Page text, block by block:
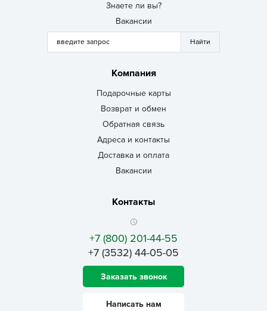
Знаете ли вы?
Вакансии
Компания
Подарочные карты
Возврат и обмен
Обратная связь
Адреса и контакты
Доставка и оплата
Вакансии
Контакты
+7 (800) 201-44-55
+7 (3532) 44-05-05
Заказать звонок
Написать нам